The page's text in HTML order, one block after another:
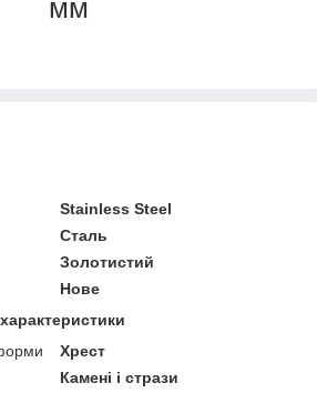
мм
Stainless Steel
Сталь
Золотистий
Нове
Хрест
Камені і стрази